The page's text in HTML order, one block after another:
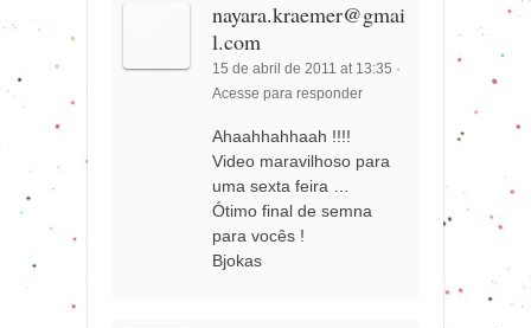
nayara.kraemer@gmai
l.com
15 de abril de 2011 at 13:35 ·
Acesse para responder
Ahaahhahhaah !!!!
Video maravilhoso para
uma sexta feira …
Ótimo final de semna
para vocês !
Bjokas